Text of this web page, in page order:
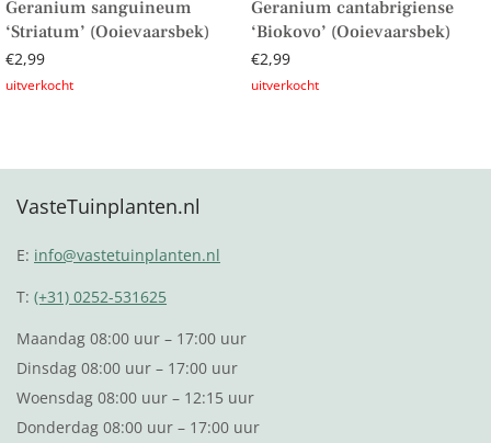
Geranium sanguineum
‘Striatum’ (Ooievaarsbek)
€2,99
Geranium cantabrigiense
‘Biokovo’ (Ooievaarsbek)
€2,99
VasteTuinplanten.nl
E: info@vastetuinplanten.nl
T:(+31) 0252-531625
Maandag 08:00 uur – 17:00 uur
Dinsdag 08:00 uur – 17:00 uur
Woensdag 08:00 uur – 12:15 uur
Donderdag 08:00 uur – 17:00 uur